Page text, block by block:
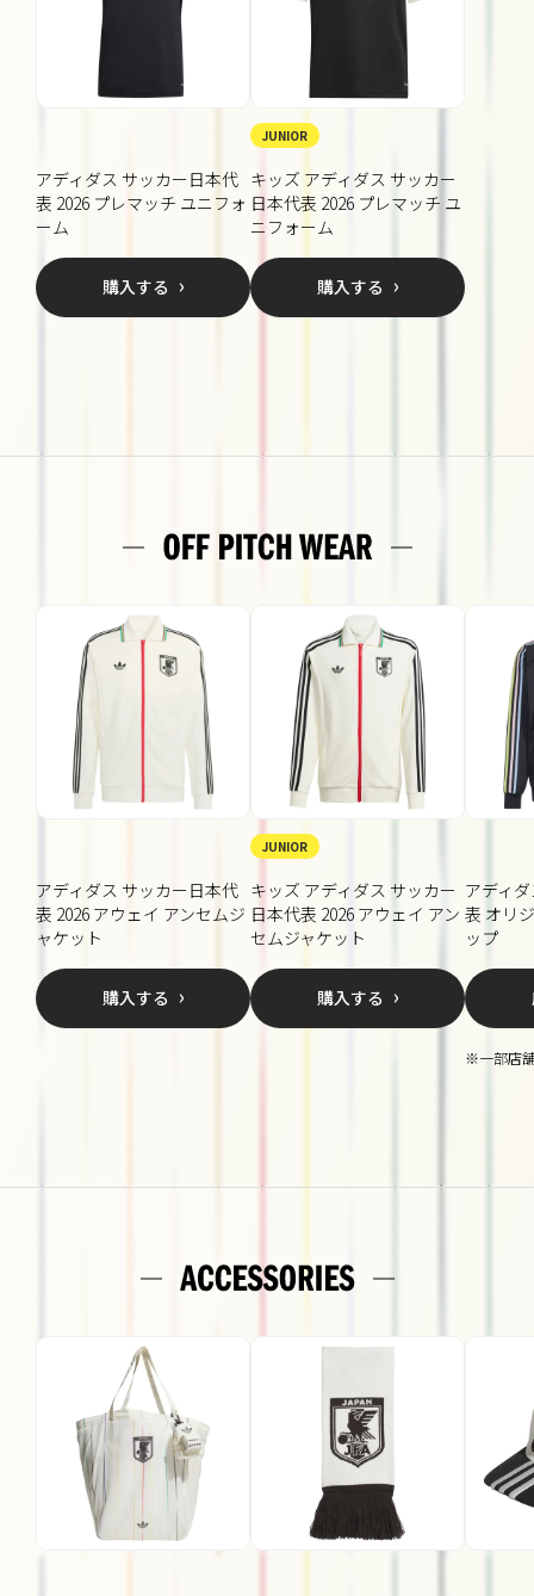
アディダス サッカー日本代
表 2026 プレマッチ ユニフォ
ーム
購入する
JUNIOR
キッズ アディダス サッカー
日本代表 2026 プレマッチ ユ
ニフォーム
購入する
アディダス サッカー日本代
表 2026 アウェイ アンセムジ
ャケット
購入する
JUNIOR
キッズ アディダス サッカー
日本代表 2026 アウェイ アン
セムジャケット
購入する
アディ
表 オリ
ップ
※一部店